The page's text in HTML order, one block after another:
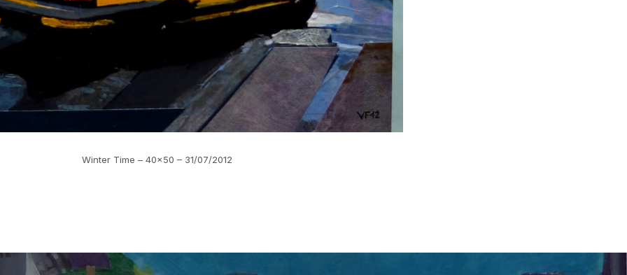
Winter Time – 40×50 – 31/07/2012